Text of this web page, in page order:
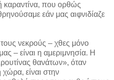
καραντίνα, που ορθώς
εάν μας αιφνιδίαζε
νεκρούς – χθες μόνο
– είναι η αμεριμνησία. Η
θανάτων», όταν
είναι στην